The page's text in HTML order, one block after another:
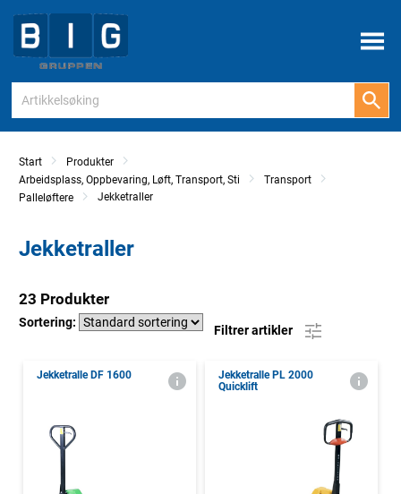
Meny
Start
Produkter
Arbeidsplass, Oppbevaring, Løft, Transport, Sti
Transport
Palleløftere
Jekketraller
Jekketraller
23 Produkter
Sortering:
Filtrer artikler
Jekketralle DF 1600
Jekketralle PL 2000
Quicklift